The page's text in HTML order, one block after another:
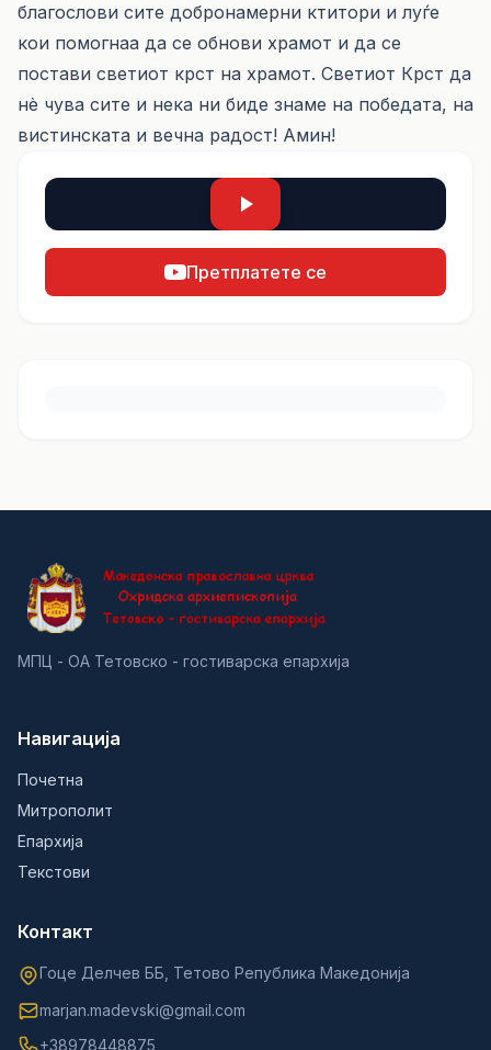
благослови сите добронамерни ктитори и луѓе
кои помогнаа да се обнови храмот и да се
постави светиот крст на храмот. Светиот Крст да
нè чува сите и нека ни биде знаме на победата, на
вистинската и вечна радост! Амин!
Претплатете се
МПЦ - ОА Тетовско - гостиварска епархија
Навигација
Почетна
Митрополит
Епархија
Текстови
Контакт
Гоце Делчев ББ, Тетово Република Македонија
marjan.madevski@gmail.com
+38978448875